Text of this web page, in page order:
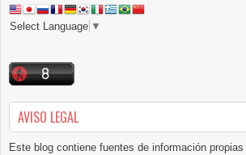
Select Language ▼
AVISO LEGAL
Este blog contiene fuentes de información